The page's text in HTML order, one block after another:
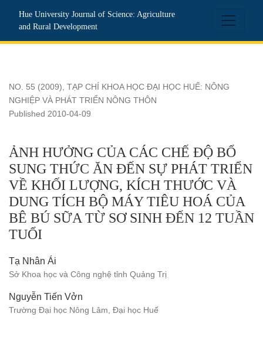
Hue University Journal of Science: Agriculture
and Rural Development
NO. 55 (2009), TẠP CHÍ KHOA HỌC ĐẠI HỌC HUẾ: NÔNG
NGHIỆP VÀ PHÁT TRIỂN NÔNG THÔN
ẢNH HƯỞNG CỦA CÁC CHẾ ĐỘ BỔ
SUNG THỨC ĂN ĐẾN SỰ PHÁT TRIỂN
VỀ KHỐI LƯỢNG, KÍCH THƯỚC VÀ
DUNG TÍCH BỘ MÁY TIÊU HOÁ CỦA
BÊ BÚ SỮA TỪ SƠ SINH ĐẾN 12 TUẦN
TUỔI
Published 2010-04-09
Tạ Nhân Ái
Sở Khoa học và Công nghệ tỉnh Quảng Trị
Nguyễn Tiến Vởn
Trường Đại học Nông Lâm, Đại học Huế